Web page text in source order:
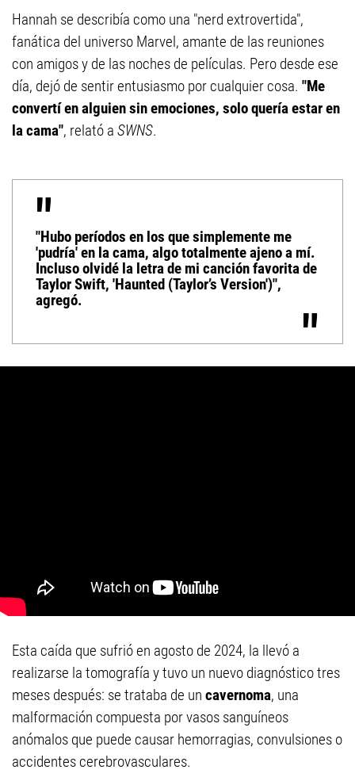
Hannah se describía como una "nerd extrovertida",
fanática del universo Marvel, amante de las reuniones
con amigos y de las noches de películas. Pero desde ese
día, dejó de sentir entusiasmo por cualquier cosa. "Me
convertí en alguien sin emociones, solo quería estar en
la cama", relató a SWNS.
"Hubo períodos en los que simplemente me
'pudría' en la cama, algo totalmente ajeno a mí.
Incluso olvidé la letra de mi canción favorita de
Taylor Swift, 'Haunted (Taylor’s Version')",
agregó.
Esta caída que sufrió en agosto de 2024, la llevó a
realizarse la tomografía y tuvo un nuevo diagnóstico tres
meses después: se trataba de un cavernoma, una
malformación compuesta por vasos sanguíneos
anómalos que puede causar hemorragias, convulsiones o
accidentes cerebrovasculares.